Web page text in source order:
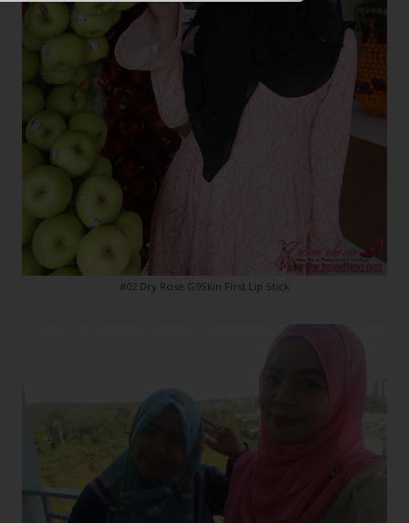
#02 Dry Rose G9Skin First Lip Stick